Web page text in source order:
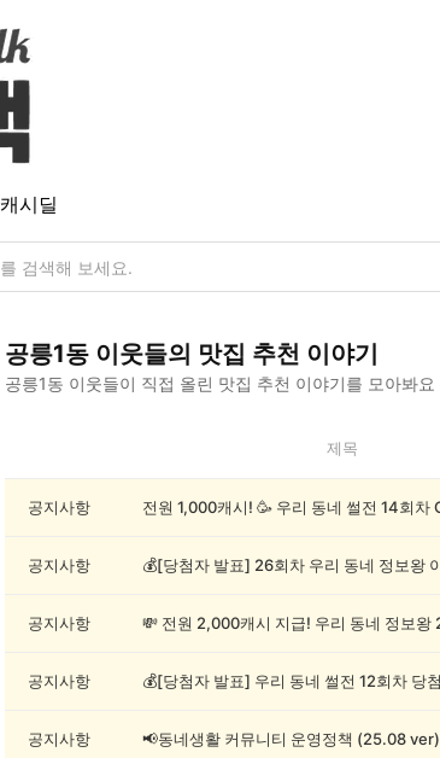
캐시딜
공릉1동 이웃들의 맛집 추천 이야기
공릉1동 이웃들이 직접 올린 맛집 추천 이야기를 모아봐요
1
제목
공지사항
공지사항
공지사항
공지사항
공지사항 📢동네생활 커뮤니티 운영정책 (25.08 ver)